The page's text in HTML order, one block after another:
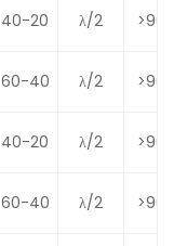
40-20 λ/2
60-40 λ/2
40-20 λ/2
60-40 λ/2